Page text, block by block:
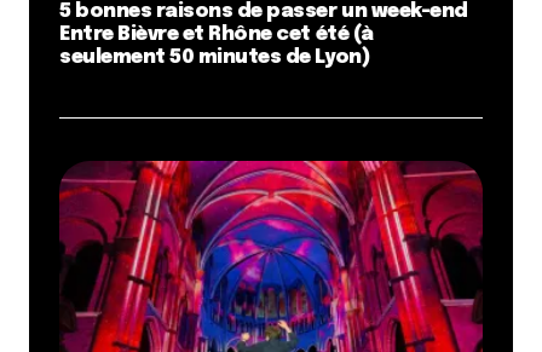
5 bonnes raisons de passer un week-end
Entre Bièvre et Rhône cet été (à
seulement 50 minutes de Lyon)